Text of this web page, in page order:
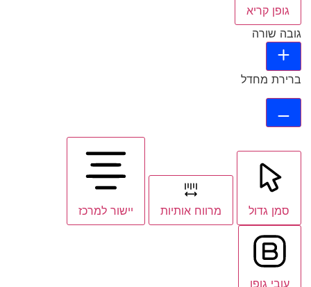
גופן קריא
גובה שורה
ברירת מחדל
סמן גדול מרווח אותיות יישור למרכז
עובי גופן